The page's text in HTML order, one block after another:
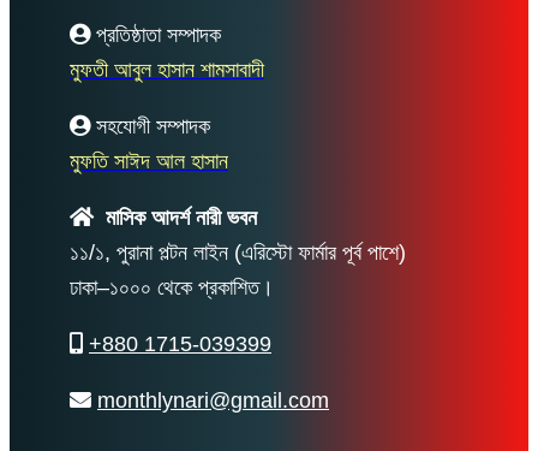
প্রতিষ্ঠাতা সম্পাদক
মুফতী আবুল হাসান শামসাবাদী
সহযোগী সম্পাদক
মুফতি সাঈদ আল হাসান
মাসিক আদর্শ নারী ভবন
১১/১, পুরানা পল্টন লাইন (এরিস্টো ফার্মার পূর্ব পাশে)
ঢাকা–১০০০ থেকে প্রকাশিত।
+880 1715-039399
monthlynari@gmail.com